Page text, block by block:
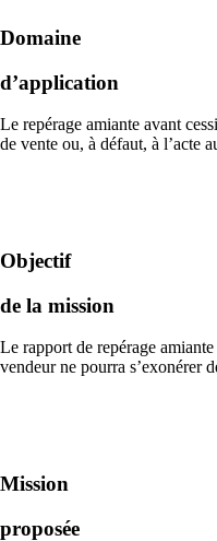
Domaine
d’application
Le repérage amiante avant
de vente ou, à défaut, à l’acte
Objectif
de la mission
Le rapport de repérage
vendeur ne pourra s’exonérer
Mission
proposée